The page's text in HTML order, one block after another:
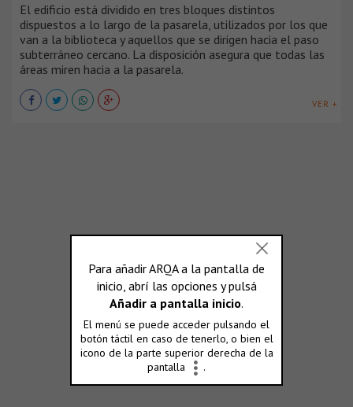
El edificio está dividido en tres bloques distintos
dispuestos a lo largo de la pasarela, utilizados por los que
van a la biblioteca y aquellos que se dirigen hacia el paso
subterráneo cercano. La disposición asegura que todas las
áreas miren hacia a la pasarela.
VER +